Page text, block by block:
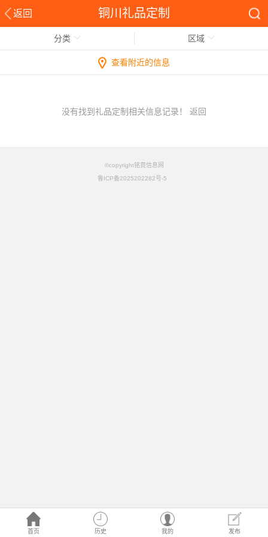
返回 铜川礼品定制
首页 历史 我的 发布
分类 区域
查看附近的信息
没有找到礼品定制相关信息记录！ 返回
©copyright铭竟信息网
鲁ICP备2025202282号-5